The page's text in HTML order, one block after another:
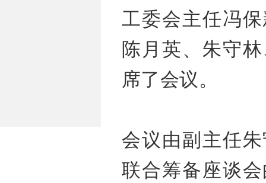
工委会主任冯
陈月英、朱守
席了会议。
会议由副主任
联合筹备座谈